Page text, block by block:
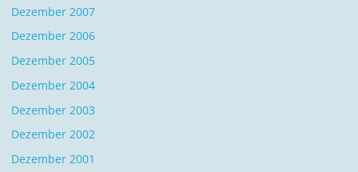
Dezember 2007
Dezember 2006
Dezember 2005
Dezember 2004
Dezember 2003
Dezember 2002
Dezember 2001